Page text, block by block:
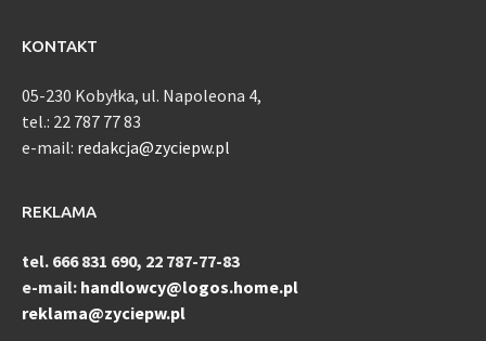
KONTAKT
05-230 Kobyłka, ul. Napoleona 4,
tel.: 22 787 77 83
e-mail: redakcja@zyciepw.pl
REKLAMA
tel. 666 831 690, 22 787-77-83
e-mail: handlowcy@logos.home.pl
reklama@zyciepw.pl